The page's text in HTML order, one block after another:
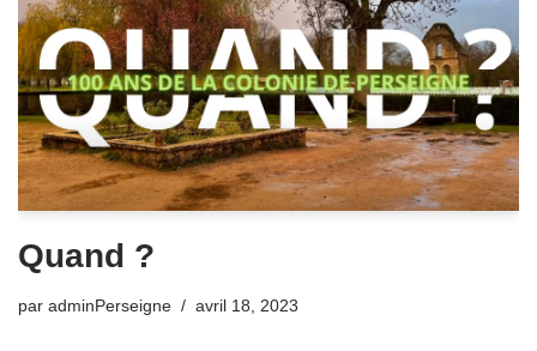
Quand ?
par adminPerseigne avril 18, 2023